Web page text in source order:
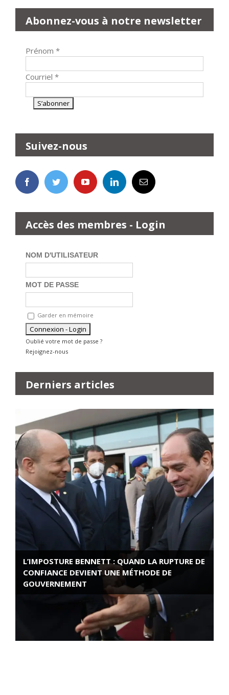
Abonnez-vous à notre newsletter
Prénom *
Courriel *
Suivez-nous
Accès des membres - Login
NOM D'UTILISATEUR
MOT DE PASSE
Garder en mémoire
Oublié votre mot de passe ?
Rejoignez-nous
Derniers articles
L’IMPOSTURE BENNETT : QUAND LA RUPTURE DE
CONFIANCE DEVIENT UNE MÉTHODE DE
GOUVERNEMENT
ROSE VALLAND, HEROÏNE DE LA RESISTANCE